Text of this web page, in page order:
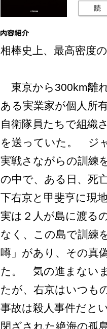
相棒史上、最高密度
東京から300km離
ある実業家が個人所
自衛隊員たちで組織
を送っていた。 ジ
実戦さながらの訓練
の中で、ある日、死
下右京と甲斐亨に現
実は２人が島に渡る
なく、この島で訓練
噂」があり、その真
た。 気の進まない
たが、右京はいつも
事故は殺人事件だと